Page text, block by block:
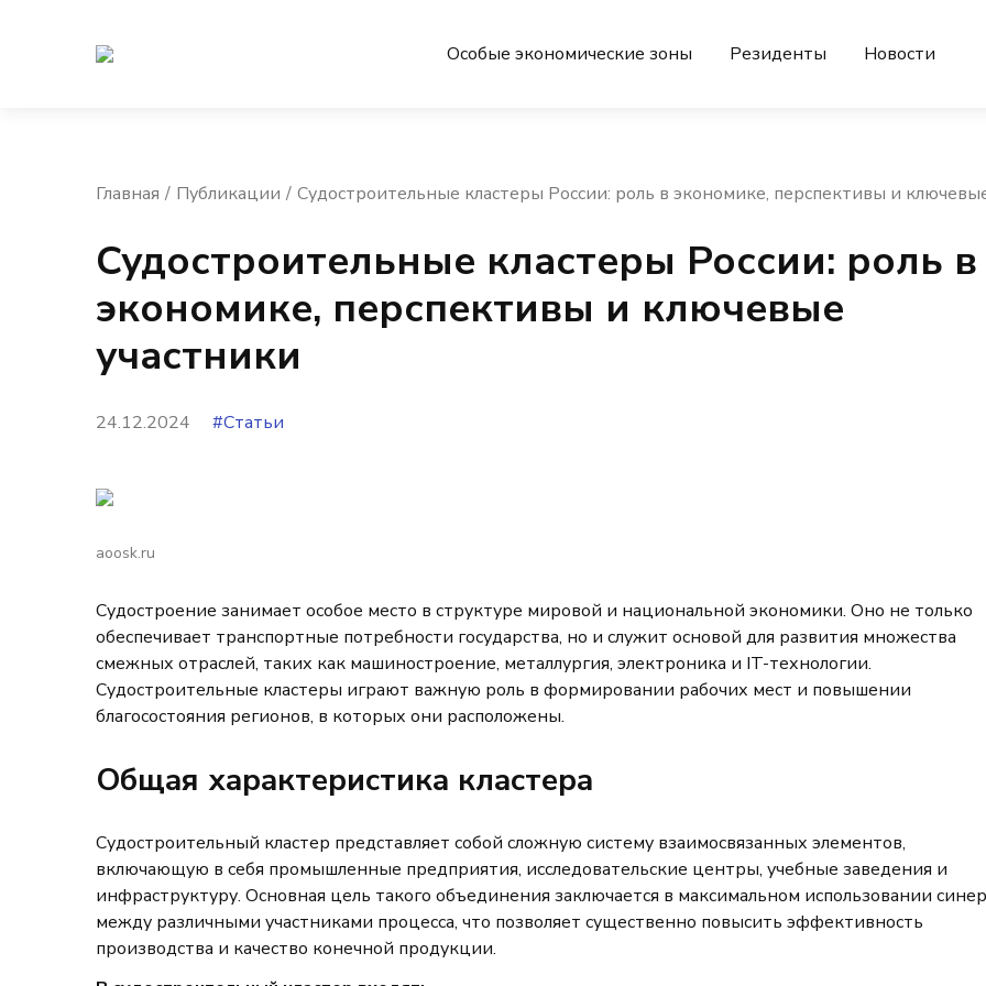
Особые экономические зоны Резиденты Новости
Главная Публикации Судостроительные кластеры России: роль в экономике, перспективы и
Судостроительные кластеры России: роль в
экономике, перспективы и ключевые
участники
24.12.2024 #Статьи
aoosk.ru
Судостроение занимает особое место в структуре мировой и национальной экономики. Оно не только
обеспечивает транспортные потребности государства, но и служит основой для развития множества
смежных отраслей, таких как машиностроение, металлургия, электроника и IT-технологии.
Судостроительные кластеры играют важную роль в формировании рабочих мест и повышении
благосостояния регионов, в которых они расположены.
Общая характеристика кластера
Судостроительный кластер представляет собой сложную систему взаимосвязанных элементов,
включающую в себя промышленные предприятия, исследовательские центры, учебные заведения и
инфраструктуру. Основная цель такого объединения заключается в максимальном использовании
между различными участниками процесса, что позволяет существенно повысить эффективность
производства и качество конечной продукции.